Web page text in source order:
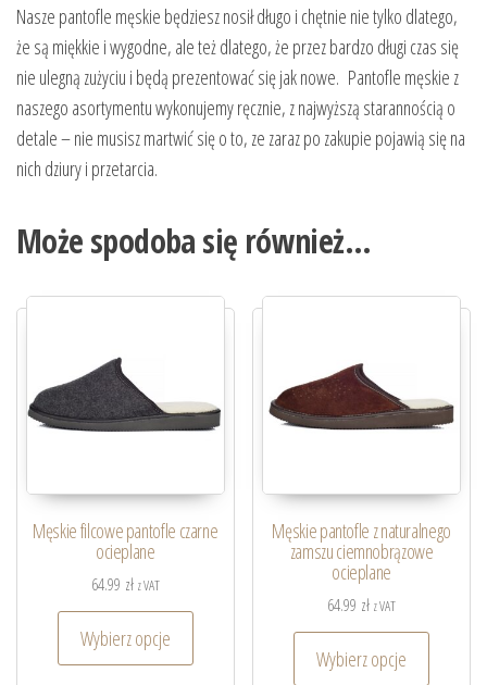
Nasze pantofle męskie będziesz nosił długo i chętnie nie tylko dlatego,
że są miękkie i wygodne, ale też dlatego, że przez bardzo długi czas się
nie ulegną zużyciu i będą prezentować się jak nowe. Pantofle męskie z
naszego asortymentu wykonujemy ręcznie, z najwyższą starannością o
detale – nie musisz martwić się o to, ze zaraz po zakupie pojawią się na
nich dziury i przetarcia.
Może spodoba się również…
Męskie filcowe pantofle czarne
ocieplane
64.99 zł z VAT
Wybierz opcje
Męskie pantofle z naturalnego
zamszu ciemnobrązowe
ocieplane
64.99 zł z VAT
Wybierz opcje